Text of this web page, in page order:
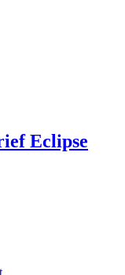
Eclipse